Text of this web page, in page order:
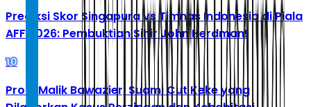
Prediksi Skor Singapura vs Timnas Indonesia di Piala
AFF 2026: Pembuktian Sihir John Herdman!
10
Profil Malik Bawazier, Suami Cut Keke yang